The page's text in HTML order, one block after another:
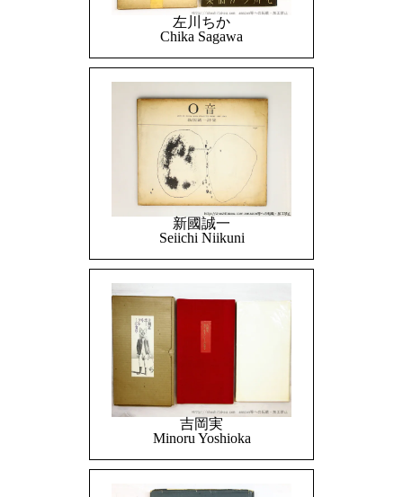
左川ちか
Chika Sagawa
新國誠一
Seiichi Niikuni
吉岡実
Minoru Yoshioka